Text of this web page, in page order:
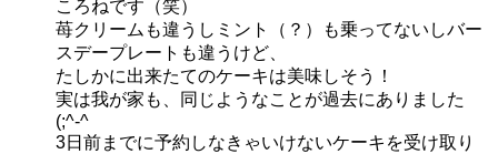
ころねです（笑）
苺クリームも違うしミント（？）も乗ってないしバー
スデープレートも違うけど、
たしかに出来たてのケーキは美味しそう！
実は我が家も、同じようなことが過去にありました
(;^-^
3日前までに予約しなきゃいけないケーキを受け取り